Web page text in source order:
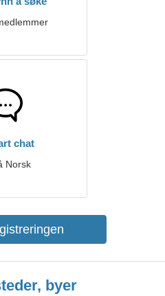
chat
Norsk
byer